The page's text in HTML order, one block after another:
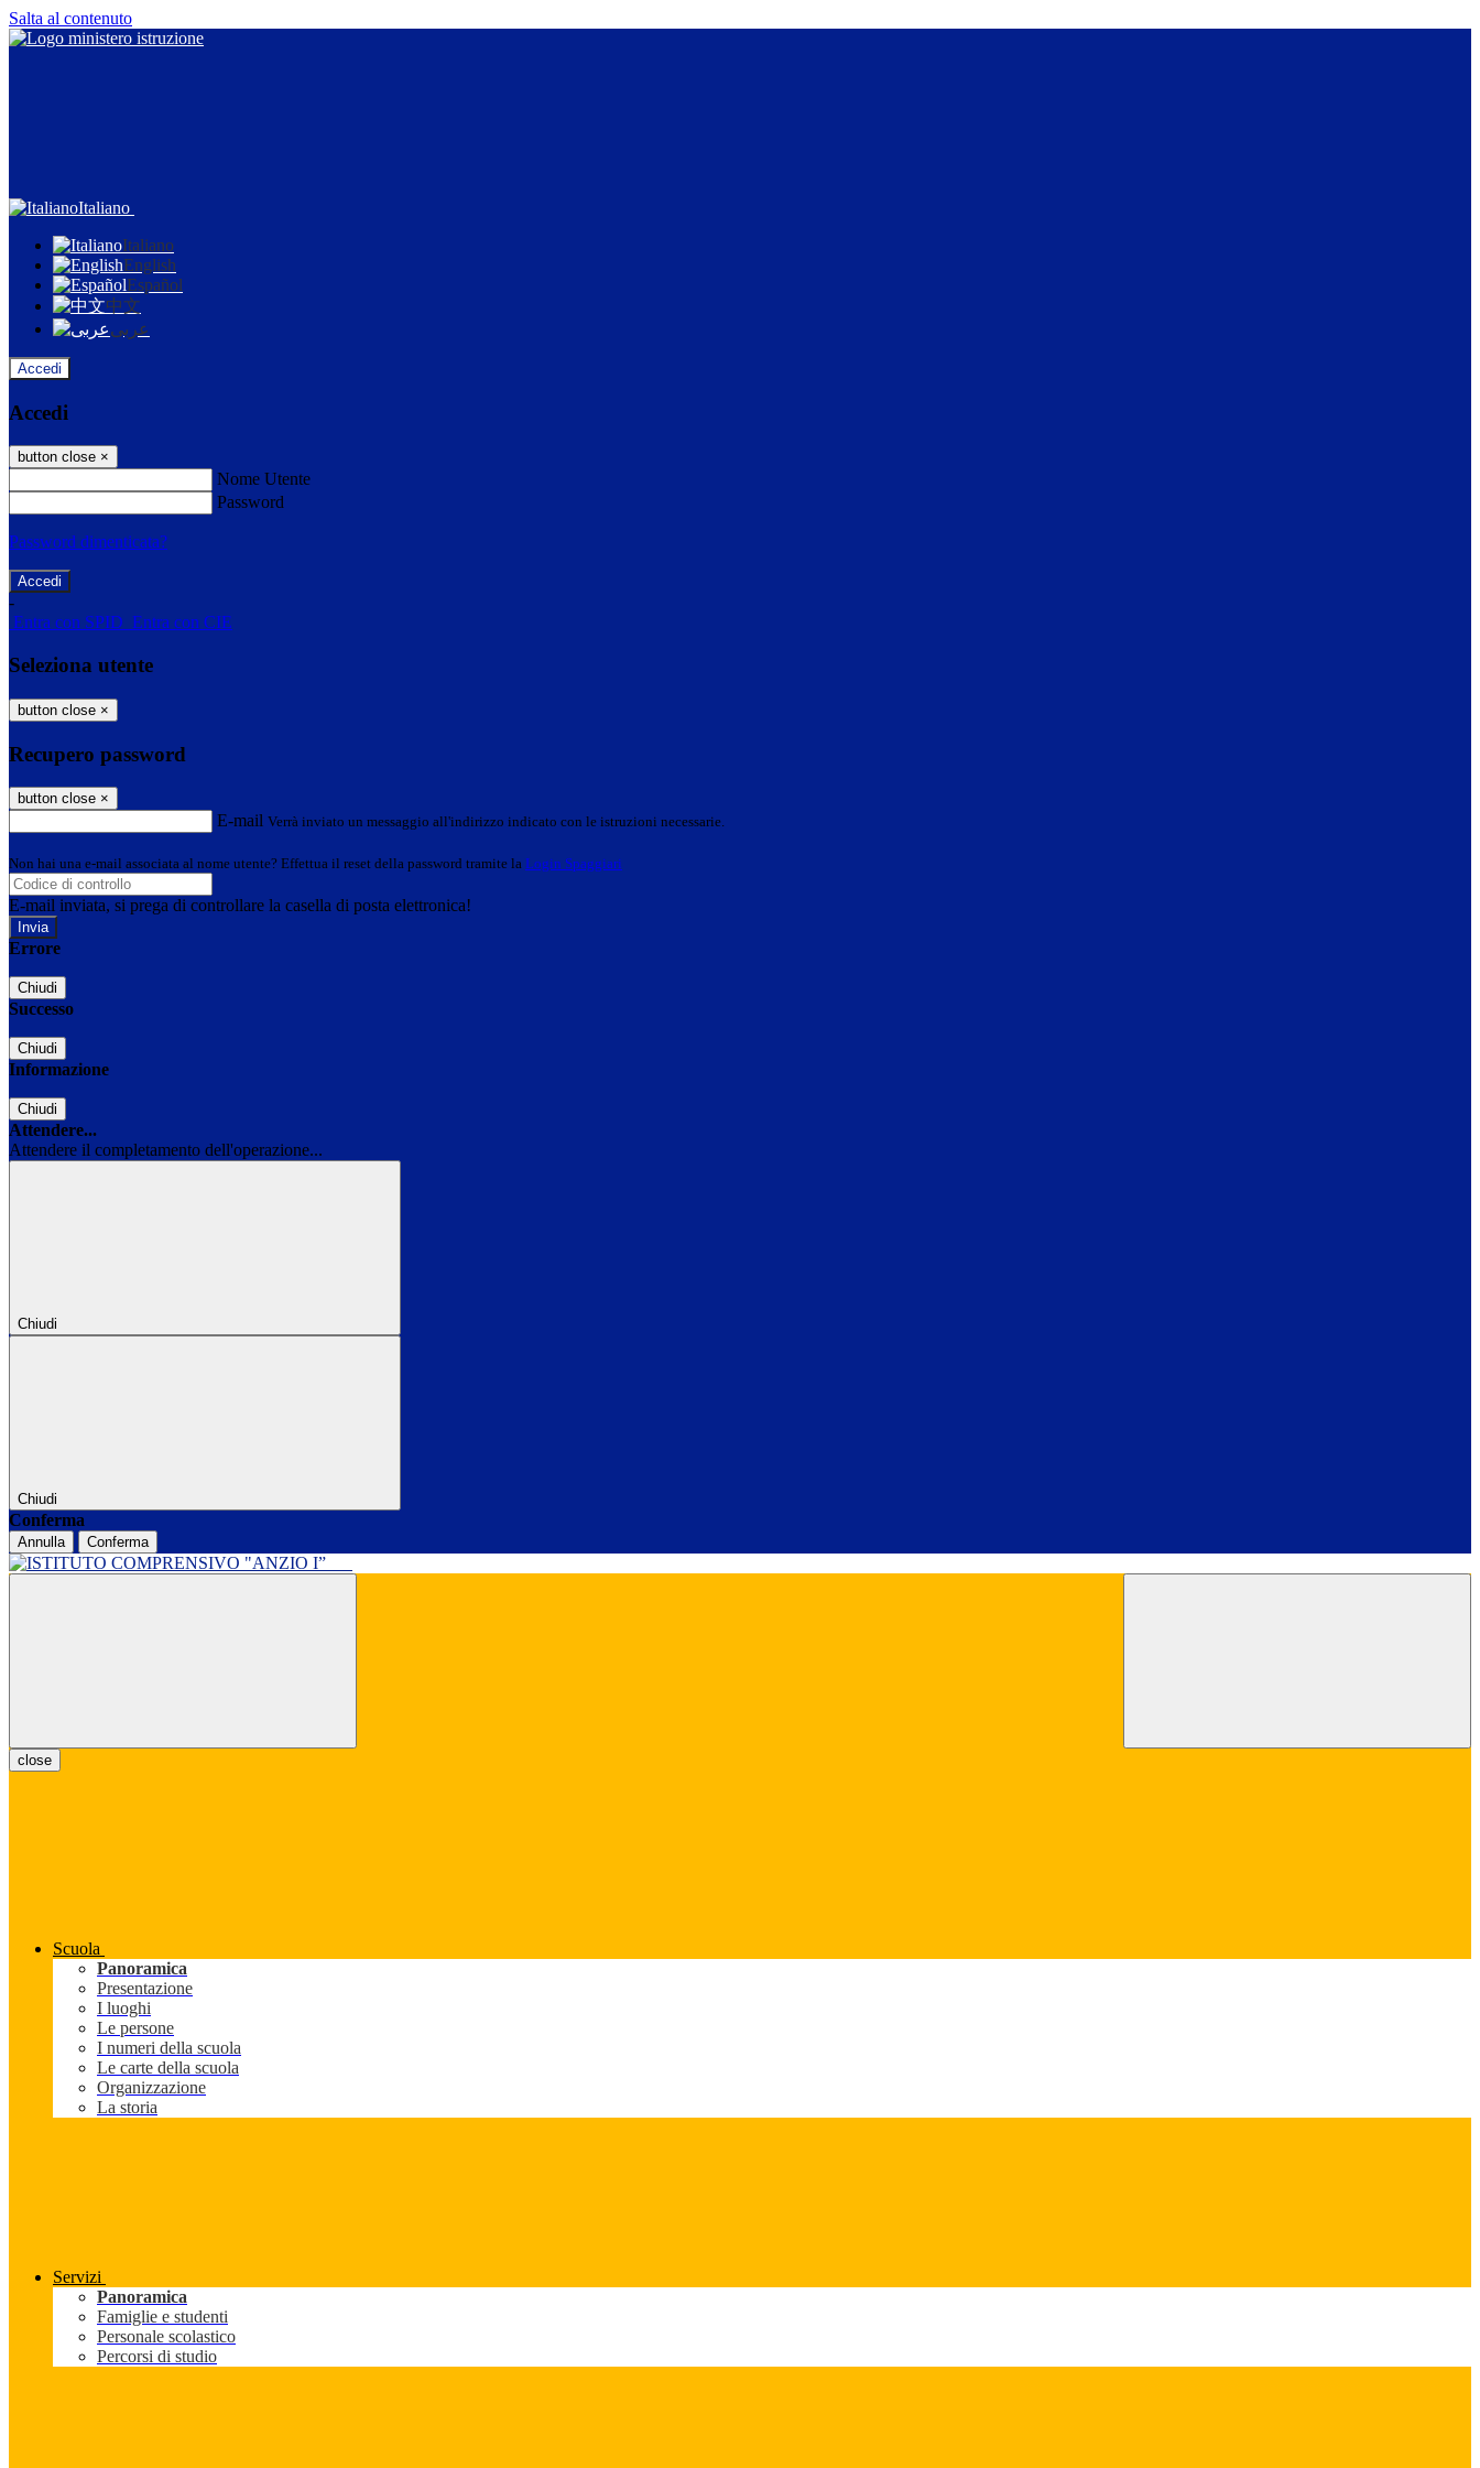
Salta al contenuto
Italiano
Italiano
English
Español
中文
عربى
Accedi
Accedi
button close ×
Nome Utente
Password
Password dimenticata?
-
Entra con SPID Entra con CIE
Seleziona utente
button close ×
Recupero password
button close ×
E-mail Verrà inviato un messaggio all'indirizzo indicato con le istruzioni necessarie.
Non hai una e-mail associata al nome utente? Effettua il reset della password tramite la Login Spaggiari
E-mail inviata, si prega di controllare la casella di posta elettronica!
Errore
Chiudi
Successo
Chiudi
Informazione
Chiudi
Attendere...
Attendere il completamento dell'operazione...
Chiudi
Chiudi
Conferma
Annulla Conferma
close
Scuola
Panoramica
Presentazione
I luoghi
Le persone
I numeri della scuola
Le carte della scuola
Organizzazione
La storia
Servizi
Panoramica
Famiglie e studenti
Personale scolastico
Percorsi di studio